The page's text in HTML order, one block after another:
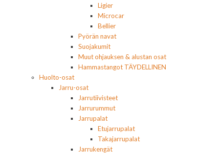
Ligier
Microcar
Bellier
Pyörän navat
Suojakumit
Muut ohjauksen & alustan osat
Hammastangot TÄYDELLINEN
Huolto-osat
Jarru-osat
Jarrutiivisteet
Jarrurummut
Jarrupalat
Etujarrupalat
Takajarrupalat
Jarrukengät